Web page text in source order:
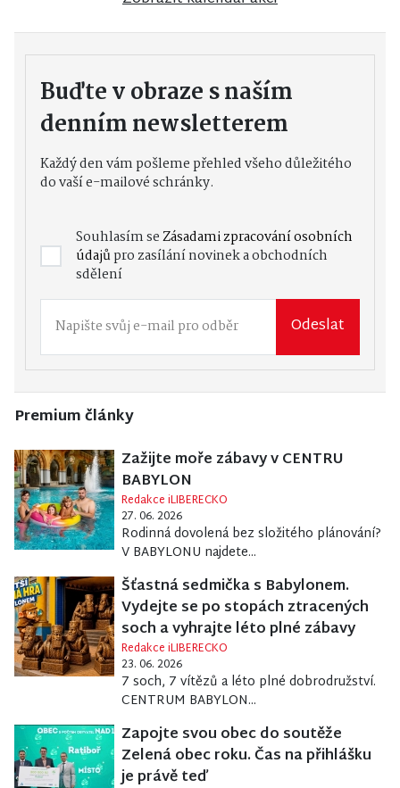
Buďte v obraze s naším
denním newsletterem
Každý den vám pošleme přehled všeho důležitého
do vaší e-mailové schránky.
Souhlasím seZásadami zpracování osobních
údajůpro zasílání novinek a obchodních
sdělení
Odeslat
Premium články
Zažijte moře zábavy v CENTRU
BABYLON
Redakce iLIBERECKO
27. 06. 2026
Rodinná dovolená bez složitého plánování?
V BABYLONU najdete...
Šťastná sedmička s Babylonem.
Vydejte se po stopách ztracených
soch a vyhrajte léto plné zábavy
Redakce iLIBERECKO
23. 06. 2026
7 soch, 7 vítězů a léto plné dobrodružství.
CENTRUM BABYLON...
Zapojte svou obec do soutěže
Zelená obec roku. Čas na přihlášku
je právě teď